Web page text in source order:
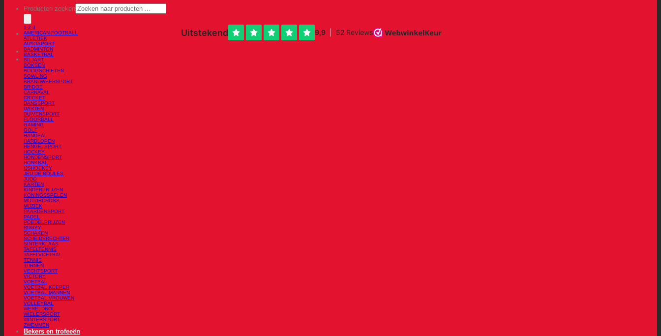
Producten zoeken
1-2-3
AMERICAN FOOTBALL
ATLETIEK
AUTOSPORT
BADMINTON
BASKETBAL
BILJART
BOKSEN
BOOGSCHIETEN
BOWLING
BRANDWEERSPORT
BRIDGE
CARNAVAL
CRICKET
DANSSPORT
DARTEN
DUIVENSPORT
FLOORBALL
GAMING
GOLF
HANDBAL
HARDLOPEN
HENGELSPORT
HOCKEY
HONDENSPORT
HONKBAL
IJSHOCKEY
JEU DE BOULES
JUDO
KARTEN
KINDERPRIJZEN
KONINGSSPELEN
MOTORCROSS
MUZIEK
PAARDENSPORT
PADEL
POEDELPRIJZEN
RUGBY
SCHAKEN
SCHEIDSRECHTER
SINTERKLAAS
TAFELTENNIS
TAFELVOETBAL
TENNIS
TURNEN
VECHTSPORT
VICTORY
VOETBAL
VOETBAL KEEPER
VOETBAL MANNEN
VOETBAL VROUWEN
VOLLEYBAL
WERELDBOL
WIELERSPORT
WINTERSPORT
ZWEMMEN
Bekers en trofeeën